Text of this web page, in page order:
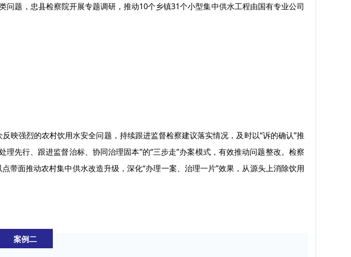
题，忠县检察院开展专题调研，推动10个乡镇31个小型集中供水工程由国有专业公司
映强烈的农村饮用水安全问题，持续跟进监督检察建议落实情况，及时以“诉的确认”推
先行、跟进监督治标、协同治理固本”的“三步走”办案模式，有效推动问题整改。检察
带面推动农村集中供水改造升级，深化“办理一案、治理一片”效果，从源头上消除饮用
案例二